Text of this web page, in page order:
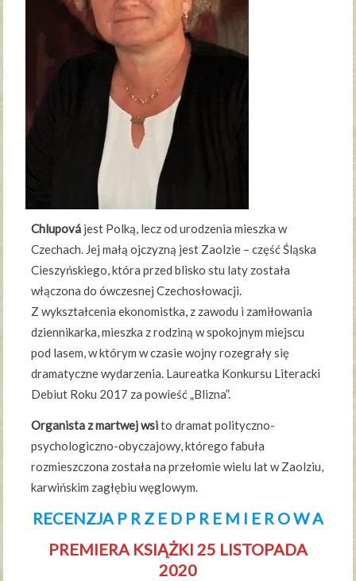
Chlupová jest Polką, lecz od urodzenia mieszka w
Czechach. Jej małą ojczyzną jest Zaolzie – część Śląska
Cieszyńskiego, która przed blisko stu laty została
włączona do ówczesnej Czechosłowacji.
Z wykształcenia ekonomistka, z zawodu i zamiłowania
dziennikarka, mieszka z rodziną w spokojnym miejscu
pod lasem, w którym w czasie wojny rozegrały się
dramatyczne wydarzenia. Laureatka Konkursu Literacki
Debiut Roku 2017 za powieść „Blizna”.
Organista z martwej wsito dramat polityczno-
psychologiczno-obyczajowy, którego fabuła
rozmieszczona została na przełomie wielu lat w Zaolziu,
karwińskim zagłębiu węglowym.
RECENZJA P R Z E D P R E M I E R O W A
PREMIERA KSIĄŻKI 25 LISTOPADA
2020